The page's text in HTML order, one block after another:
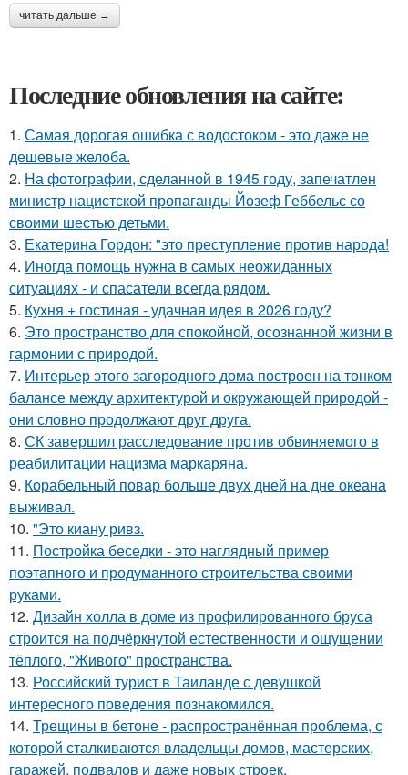
читать дальше →
Последние обновления на сайте:
1. Самая дорогая ошибка с водостоком - это даже не
дешевые желоба.
2. На фотографии, сделанной в 1945 году, запечатлен
министр нацистской пропаганды Йозеф Геббельс со
своими шестью детьми.
3. Екатерина Гордон: "это преступление против народа!
4. Иногда помощь нужна в самых неожиданных
ситуациях - и спасатели всегда рядом.
5. Кухня + гостиная - удачная идея в 2026 году?
6. Это пространство для спокойной, осознанной жизни в
гармонии с природой.
7. Интерьер этого загородного дома построен на тонком
балансе между архитектурой и окружающей природой -
они словно продолжают друг друга.
8. СК завершил расследование против обвиняемого в
реабилитации нацизма маркаряна.
9. Корабельный повар больше двух дней на дне океана
выживал.
10. "Это киану ривз.
11. Постройка беседки - это наглядный пример
поэтапного и продуманного строительства своими
руками.
12. Дизайн холла в доме из профилированного бруса
строится на подчёркнутой естественности и ощущении
тёплого, "Живого" пространства.
13. Российский турист в Таиланде с девушкой
интересного поведения познакомился.
14. Трещины в бетоне - распространённая проблема, с
которой сталкиваются владельцы домов, мастерских,
гаражей, подвалов и даже новых строек.